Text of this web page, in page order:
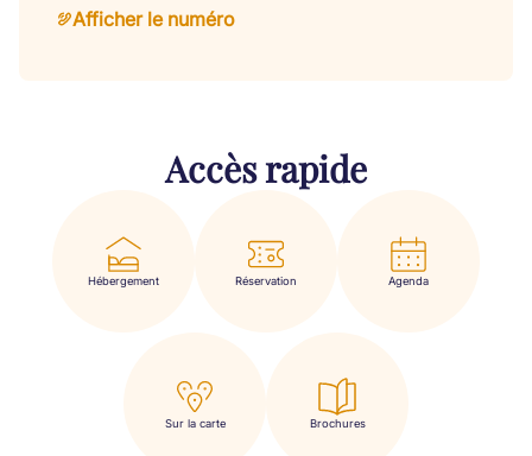
Afficher le numéro
Accès rapide
Hébergement Réservation Agenda
Sur la carte Brochures